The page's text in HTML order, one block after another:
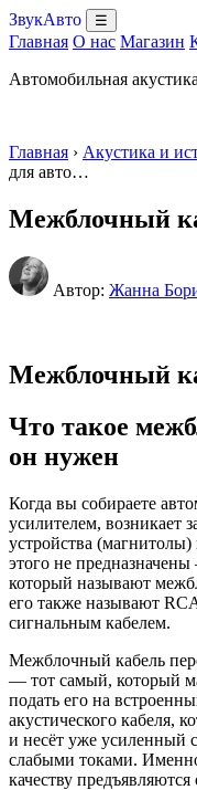
ЗвукАвто ☰
Главная О нас Магазин
Автомобильная
Главная › Акустика и
для авто…
Межблочный
Автор: Жанна
Межблочный
Что такое
он нужен
Когда вы собираете
усилителем, возникает
устройства
этого не
который называют
его также называют
сигнальным кабелем.
Межблочный кабель
— тот самый, который
подать его на
акустического кабеля,
и несёт уже усиленный
слабыми токами.
качеству